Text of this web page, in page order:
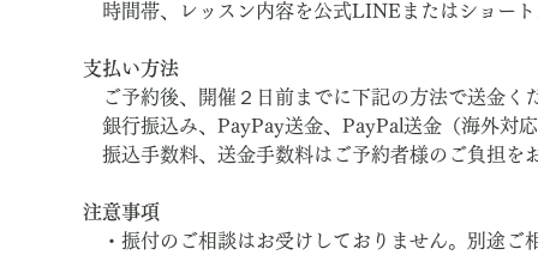
時間帯、レッスン内容を公式LINEまたはショー
支払い方法
ご予約後、開催２日前までに下記の方法で送金く
銀行振込み、PayPay送金、PayPal送金（海外対
振込手数料、送金手数料はご予約者様のご負担を
注意事項
・振付のご相談はお受けしておりません。別途ご